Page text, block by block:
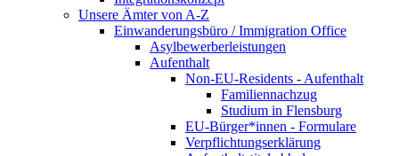
Unsere Ämter von A-Z
Einwanderungsbüro / Immigration Office
Asylbewerberleistungen
Aufenthalt
Non-EU-Residents - Aufenthalt
Familiennachzug
Studium in Flensburg
EU-Bürger*innen - Formulare
Verpflichtungserklärung